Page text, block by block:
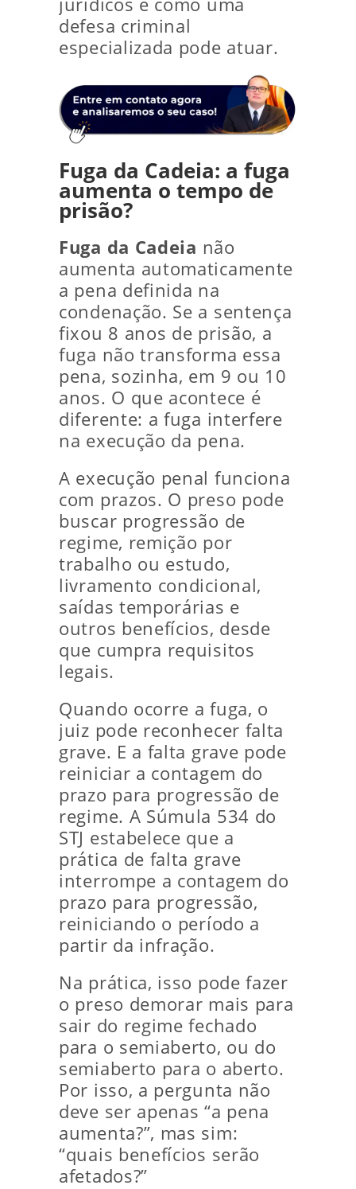
defesa criminal
especializada pode atuar.
Fuga da Cadeia: a fuga
aumenta o tempo de
prisão?
Fuga da Cadeia não
aumenta automaticamente
a pena definida na
condenação. Se a sentença
fixou 8 anos de prisão, a
fuga não transforma essa
pena, sozinha, em 9 ou 10
anos. O que acontece é
diferente: a fuga interfere
na execução da pena.
A execução penal funciona
com prazos. O preso pode
buscar progressão de
regime, remição por
trabalho ou estudo,
livramento condicional,
saídas temporárias e
outros benefícios, desde
que cumpra requisitos
legais.
Quando ocorre a fuga, o
juiz pode reconhecer falta
grave. E a falta grave pode
reiniciar a contagem do
prazo para progressão de
regime. A Súmula 534 do
STJ estabelece que a
prática de falta grave
interrompe a contagem do
prazo para progressão,
reiniciando o período a
partir da infração.
Na prática, isso pode fazer
o preso demorar mais para
sair do regime fechado
para o semiaberto, ou do
semiaberto para o aberto.
Por isso, a pergunta não
deve ser apenas “a pena
aumenta?”, mas sim:
“quais benefícios serão
afetados?”